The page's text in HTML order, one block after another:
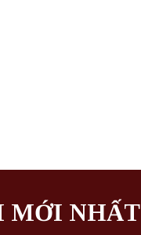
MỚI NHẤT